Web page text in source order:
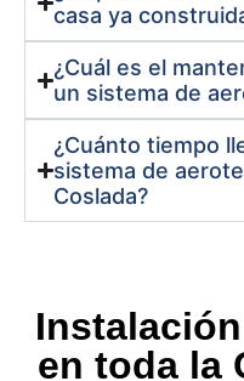
casa ya
¿Cuál es el
un sistema de
¿Cuánto tiempo
sistema de
Coslada?
en toda la